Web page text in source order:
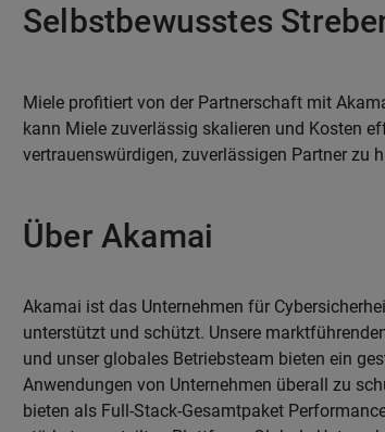
Selbstbewusstes
Miele profitiert von der Partnerschaft mit
kann Miele zuverlässig skalieren und Kosten
vertrauenswürdigen, zuverlässigen Partner zu
Über Akamai
Akamai ist das Unternehmen für
unterstützt und schützt. Unsere
und unser globales Betriebsteam bieten ein
Anwendungen von Unternehmen überall zu
bieten als Full-Stack-Gesamtpaket